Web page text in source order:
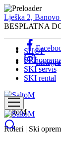
Lješka 2,
BESPLATNA
SHOP
SKI
SKI servis
SKI rental
SaltoM
Roleri | Ski